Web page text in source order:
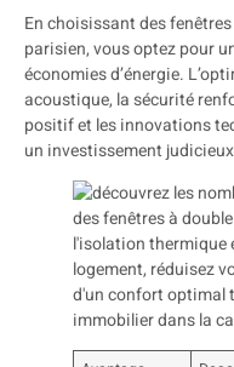
En choisissant des
parisien, vous optez pour
économies d’énergie.
acoustique, la sécurité
positif et les innovations
un investissement